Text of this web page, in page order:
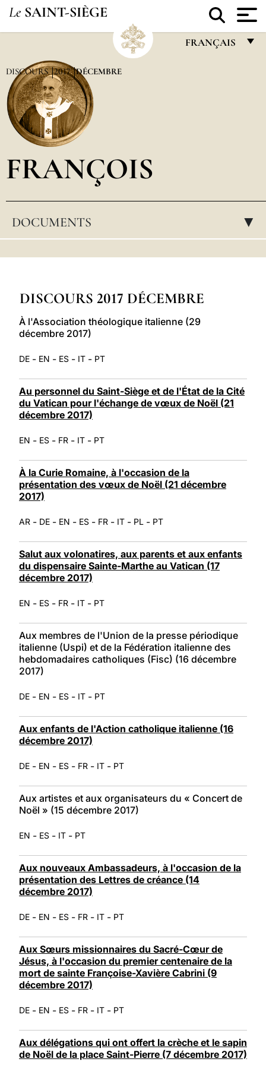
Le SAINT-SIÈGE
FRANÇAIS
POLSKI
DISCOURS 2017 DÉCEMBRE
FRANÇOIS
DOCUMENTS ▸
DISCOURS 2017 DÉCEMBRE
À l'Association théologique italienne (29
décembre 2017)
DE - EN - ES - IT - PT
Au personnel du Saint-Siège et de l'État de la Cité
du Vatican pour l'échange de vœux de Noël (21
décembre 2017)
EN - ES - FR - IT - PT
À la Curie Romaine, à l'occasion de la
présentation des vœux de Noël (21 décembre
2017)
AR - DE - EN - ES - FR - IT - PL - PT
Salut aux volonatires, aux parents et aux enfants
du dispensaire Sainte-Marthe au Vatican (17
décembre 2017)
EN - ES - FR - IT - PT
Aux membres de l'Union de la presse périodique
italienne (Uspi) et de la Fédération italienne des
hebdomadaires catholiques (Fisc) (16 décembre
2017)
DE - EN - ES - IT - PT
Aux enfants de l'Action catholique italienne (16
décembre 2017)
DE - EN - ES - FR - IT - PT
Aux artistes et aux organisateurs du « Concert de
Noël » (15 décembre 2017)
EN - ES - IT - PT
Aux nouveaux Ambassadeurs, à l'occasion de la
présentation des Lettres de créance (14
décembre 2017)
DE - EN - ES - FR - IT - PT
Aux Sœurs missionnaires du Sacré-Cœur de
Jésus, à l'occasion du premier centenaire de la
mort de sainte Françoise-Xavière Cabrini (9
décembre 2017)
DE - EN - ES - FR - IT - PT
Aux délégations qui ont offert la crèche et le sapin
de Noël de la place Saint-Pierre (7 décembre 2017)